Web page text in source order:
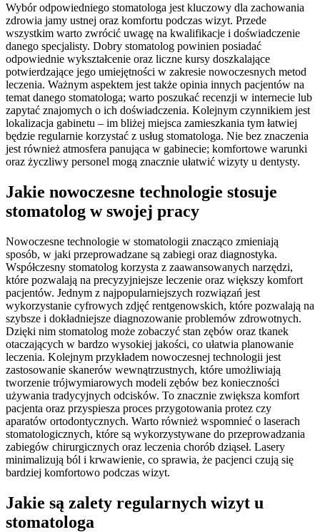
Wybór odpowiedniego stomatologa jest kluczowy dla zachowania
zdrowia jamy ustnej oraz komfortu podczas wizyt. Przede
wszystkim warto zwrócić uwagę na kwalifikacje i doświadczenie
danego specjalisty. Dobry stomatolog powinien posiadać
odpowiednie wykształcenie oraz liczne kursy doszkalające
potwierdzające jego umiejętności w zakresie nowoczesnych metod
leczenia. Ważnym aspektem jest także opinia innych pacjentów na
temat danego stomatologa; warto poszukać recenzji w internecie lub
zapytać znajomych o ich doświadczenia. Kolejnym czynnikiem jest
lokalizacja gabinetu – im bliżej miejsca zamieszkania tym łatwiej
będzie regularnie korzystać z usług stomatologa. Nie bez znaczenia
jest również atmosfera panująca w gabinecie; komfortowe warunki
oraz życzliwy personel mogą znacznie ułatwić wizyty u dentysty.
Jakie nowoczesne technologie stosuje
stomatolog w swojej pracy
Nowoczesne technologie w stomatologii znacząco zmieniają
sposób, w jaki przeprowadzane są zabiegi oraz diagnostyka.
Współczesny stomatolog korzysta z zaawansowanych narzędzi,
które pozwalają na precyzyjniejsze leczenie oraz większy komfort
pacjentów. Jednym z najpopularniejszych rozwiązań jest
wykorzystanie cyfrowych zdjęć rentgenowskich, które pozwalają na
szybsze i dokładniejsze diagnozowanie problemów zdrowotnych.
Dzięki nim stomatolog może zobaczyć stan zębów oraz tkanek
otaczających w bardzo wysokiej jakości, co ułatwia planowanie
leczenia. Kolejnym przykładem nowoczesnej technologii jest
zastosowanie skanerów wewnątrzustnych, które umożliwiają
tworzenie trójwymiarowych modeli zębów bez konieczności
używania tradycyjnych odcisków. To znacznie zwiększa komfort
pacjenta oraz przyspiesza proces przygotowania protez czy
aparatów ortodontycznych. Warto również wspomnieć o laserach
stomatologicznych, które są wykorzystywane do przeprowadzania
zabiegów chirurgicznych oraz leczenia chorób dziąseł. Lasery
minimalizują ból i krwawienie, co sprawia, że pacjenci czują się
bardziej komfortowo podczas wizyt.
Jakie są zalety regularnych wizyt u
stomatologa